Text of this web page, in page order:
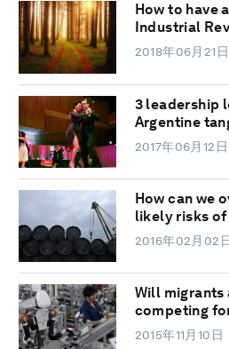
How to have
Industrial
2018年06月21日
3 leadership
Argentine
2017年06月12日
How can we
likely risks of
2016年02月02日
Will migrants
competing
2015年11月10日